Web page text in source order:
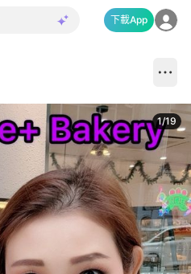
下載App
1/19